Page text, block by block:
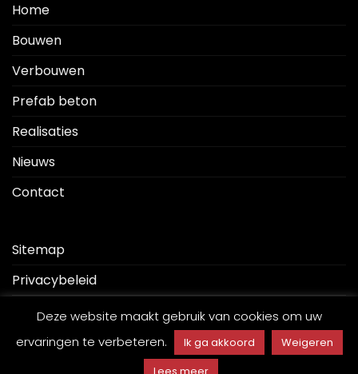
Home
Bouwen
Verbouwen
Prefab beton
Realisaties
Nieuws
Contact
Sitemap
Privacybeleid
Disclaimer
Deze website maakt gebruik van cookies om uw
ervaringen te verbeteren.
Ik ga akkoord
Weigeren